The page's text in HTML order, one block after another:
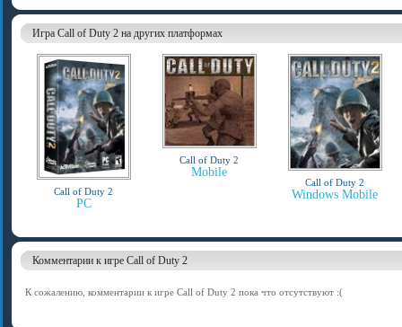
Игра Call of Duty 2 на других платформах
Call of Duty 2
PC
Call of Duty 2
Mobile
Call of Duty 2
Windows Mobile
Комментарии к игре Call of Duty 2
К сожалению, комментарии к игре Call of Duty 2 пока что отсутствуют :(